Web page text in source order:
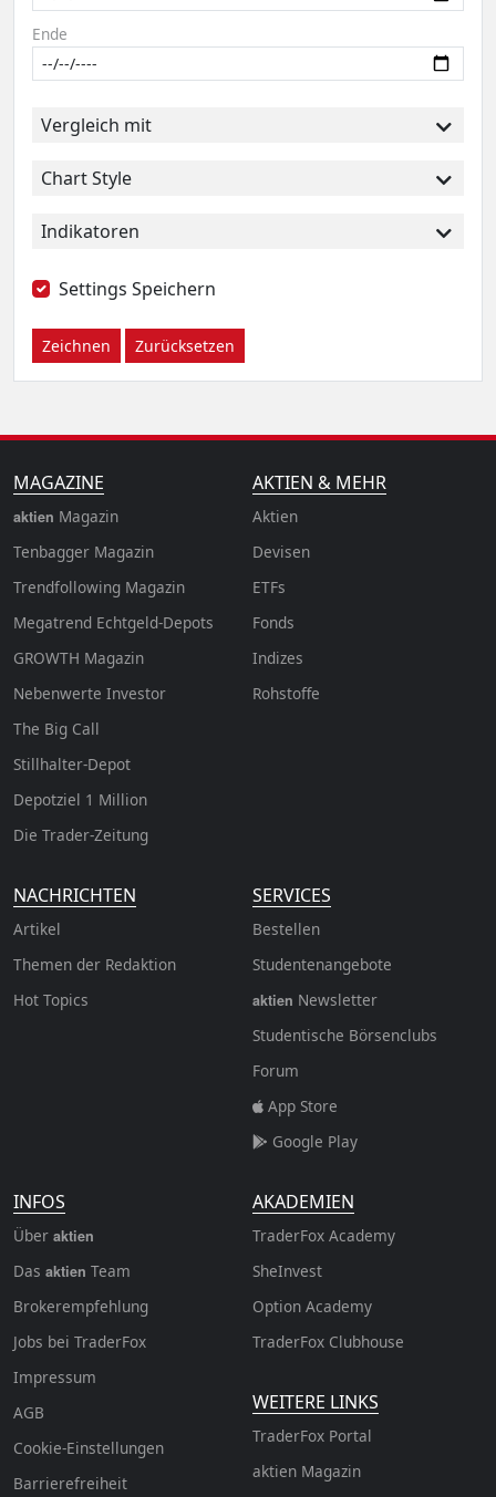
Ende
Vergleich mit
Chart Style
Indikatoren
Settings Speichern
Zeichnen Zurücksetzen
MAGAZINE
aktien Magazin
Tenbagger Magazin
Trendfollowing Magazin
Megatrend Echtgeld-Depots
GROWTH Magazin
Nebenwerte Investor
The Big Call
Stillhalter-Depot
Depotziel 1 Million
Die Trader-Zeitung
AKTIEN & MEHR
Aktien
Devisen
ETFs
Fonds
Indizes
Rohstoffe
NACHRICHTEN
Artikel
Themen der Redaktion
Hot Topics
SERVICES
Bestellen
Studentenangebote
aktien Newsletter
Studentische Börsenclubs
Forum
App Store
Google Play
INFOS
Über aktien
Das aktien Team
Brokerempfehlung
Jobs bei TraderFox
Impressum
AGB
Cookie-Einstellungen
Barrierefreiheit
AKADEMIEN
TraderFox Academy
SheInvest
Option Academy
TraderFox Clubhouse
WEITERE LINKS
TraderFox Portal
aktien Magazin